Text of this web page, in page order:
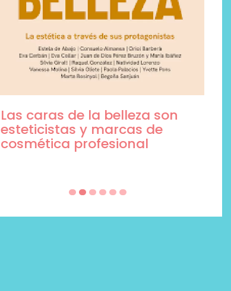
Las caras de la belleza son
esteticistas y marcas de
cosmética profesional